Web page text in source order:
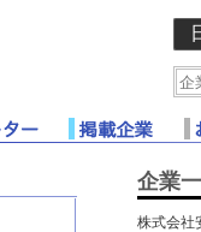
企業
株式会社